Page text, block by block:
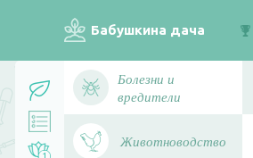
Бабушкина дача
1
Болезни и
вредители
Животноводство